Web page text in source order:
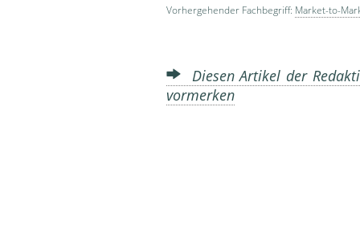
Vorhergehender Fachbegriff: Market-to-
Diesen Artikel der
vormerken